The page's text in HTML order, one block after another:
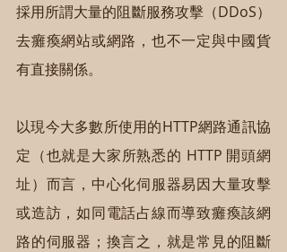
採用所謂大量的阻斷服務攻擊（DDoS）
去癱瘓網站或網路，也不一定與中國貨
有直接關係。
以現今大多數所使用的HTTP網路通訊協
定（也就是大家所熟悉的 HTTP 開頭網
址）而言，中心化伺服器易因大量攻擊
或造訪，如同電話占線而導致癱瘓該網
路的伺服器；換言之，就是常見的阻斷